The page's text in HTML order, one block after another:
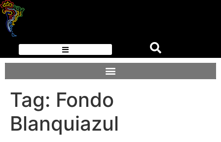
Tag: Fondo
Blanquiazul